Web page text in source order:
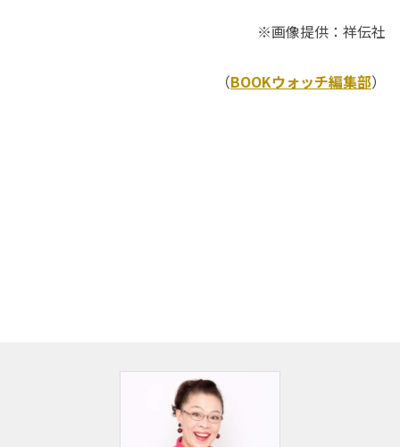
※画像提供：祥伝社
（BOOKウォッチ編集部）